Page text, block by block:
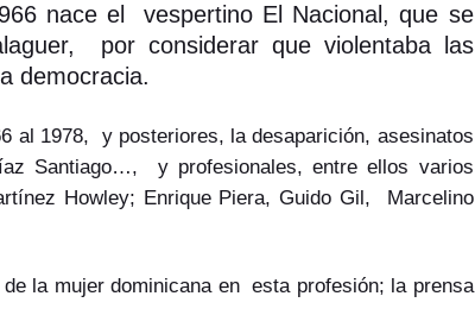
nace el vespertino El Nacional, que se
por considerar que violentaba las
democracia.
al 1978, y posteriores, la desaparición, asesinatos
Santiago…, y profesionales, entre ellos varios
Howley; Enrique Piera, Guido Gil, Marcelino
la mujer dominicana en esta profesión; la prensa